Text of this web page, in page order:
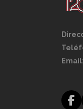
Email: